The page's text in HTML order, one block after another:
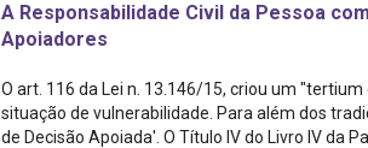
A Responsabilidade Civil da Pessoa
Apoiadores
O art. 116 da Lei n. 13.146/15, criou um
situação de vulnerabilidade. Para além dos
de Decisão Apoiada'. O Título IV do Livro IV da